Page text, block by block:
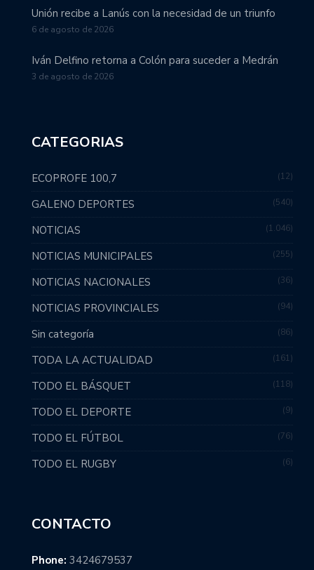
Unión recibe a Lanús con la necesidad de un triunfo
6 de agosto de 2026
Iván Delfino retorna a Colón para suceder a Medrán
3 de agosto de 2026
CATEGORIAS
ECOPROFE 100,7 12
GALENO DEPORTES 540
NOTICIAS 1.046
NOTICIAS MUNICIPALES 255
NOTICIAS NACIONALES 36
NOTICIAS PROVINCIALES 94
Sin categoría 86
TODA LA ACTUALIDAD 161
TODO EL BÁSQUET 118
TODO EL DEPORTE 9
TODO EL FÚTBOL 76
TODO EL RUGBY 6
CONTACTO
Phone: 3424679537